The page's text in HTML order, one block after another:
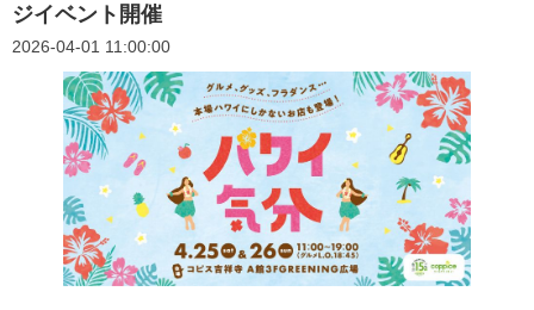
ジイベント開催
2026-04-01 11:00:00